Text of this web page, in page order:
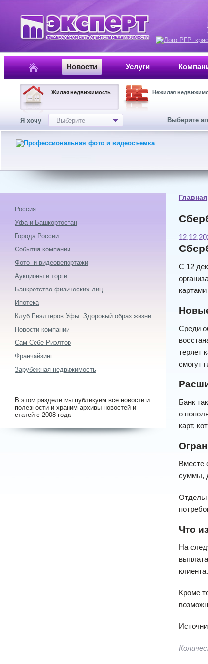
г. Уфа,
ГОСТ,
Новости Услуги
Жилая недвижимость Нежилая
Я хочу Выберите Выберите
Главная
С 12
Среди
теряет
смогут
Банк
о
карт,
Вместе
суммы,
Что
На
клиента.
Кроме
Россия
Уфа и Башкортостан
Города России
События компании
Фото- и видеорепортажи
Аукционы и торги
Банкротство физических лиц
Ипотека
Клуб Риэлтеров Уфы. Здоровый образ жизни
Новости компании
Сам Себе Риэлтор
Франчайзинг
Зарубежная недвижимость
В этом разделе мы публикуем все новости и
полезности и храним архивы новостей и
статей с 2008 года